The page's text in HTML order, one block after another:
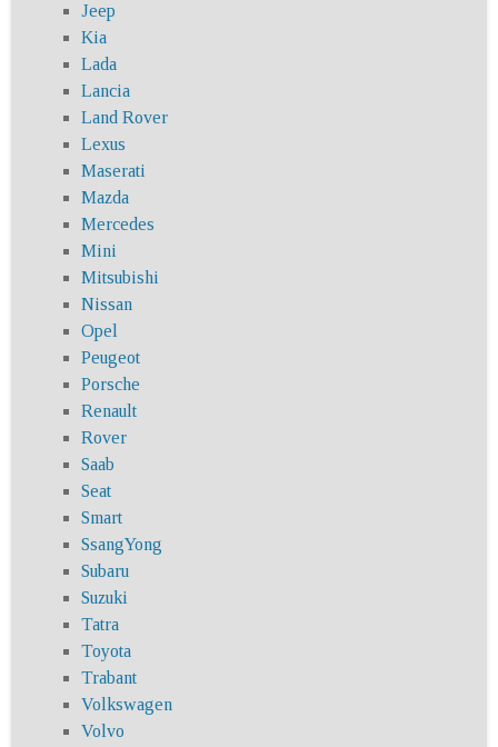
Jeep
Kia
Lada
Lancia
Land Rover
Lexus
Maserati
Mazda
Mercedes
Mini
Mitsubishi
Nissan
Opel
Peugeot
Porsche
Renault
Rover
Saab
Seat
Smart
SsangYong
Subaru
Suzuki
Tatra
Toyota
Trabant
Volkswagen
Volvo